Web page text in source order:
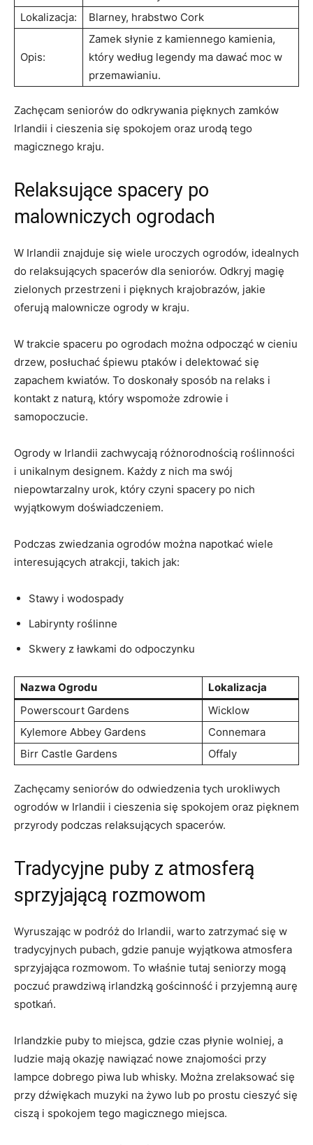
Lokalizacja:
Blarney, hrabstwo Cork
Opis:
Zamek słynie z kamiennego kamienia,
który według legendy ma dawać moc w
przemawianiu.
Zachęcam seniorów do odkrywania pięknych zamków
Irlandii i cieszenia się spokojem‍ oraz urodą⁣ tego
magicznego kraju.
Relaksujące spacery po
malowniczych ogrodach
W Irlandii‍ znajduje się wiele uroczych ogrodów, idealnych
do relaksujących spacerów dla seniorów. ⁤Odkryj magię
zielonych przestrzeni i pięknych krajobrazów, jakie
oferują malownicze ogrody w‍ kraju.
W trakcie spaceru po ogrodach można odpocząć w cieniu
drzew, posłuchać śpiewu ptaków i delektować się
zapachem kwiatów. To doskonały sposób​ na relaks i
⁣kontakt z naturą, który wspomoże⁣ zdrowie i
samopoczucie.
Ogrody w Irlandii zachwycają różnorodnością roślinności
i unikalnym designem. ⁤Każdy z nich ma swój
niepowtarzalny urok, który czyni spacery po nich
wyjątkowym ​doświadczeniem.
Podczas⁣ zwiedzania ogrodów można​ napotkać wiele⁤
interesujących atrakcji, takich jak:
Stawy ⁣i wodospady
Labirynty roślinne
Skwery ⁣z ławkami⁤ do odpoczynku
Nazwa Ogrodu
Lokalizacja
Powerscourt ‌Gardens
Wicklow
Kylemore Abbey Gardens
Connemara
Birr⁢ Castle Gardens
Offaly
Zachęcamy seniorów do ‍odwiedzenia tych urokliwych
ogrodów w Irlandii i cieszenia⁣ się spokojem oraz pięknem
przyrody​ podczas relaksujących spacerów.
Tradycyjne puby z atmosferą
sprzyjającą rozmowom
Wyruszając w podróż do Irlandii, ‍warto zatrzymać się w ​
tradycyjnych pubach, gdzie​ panuje wyjątkowa atmosfera
sprzyjająca⁣ rozmowom.⁤ To właśnie tutaj seniorzy mogą
poczuć prawdziwą irlandzką gościnność i przyjemną aurę
spotkań.
Irlandzkie‌ puby to miejsca, gdzie czas płynie wolniej, a
ludzie mają⁣ okazję nawiązać nowe znajomości przy
lampce dobrego piwa lub whisky. Można zrelaksować się
przy dźwiękach muzyki ⁣na żywo lub po prostu cieszyć się
ciszą​ i spokojem tego magicznego miejsca.